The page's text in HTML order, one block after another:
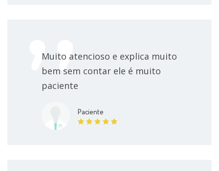
Muito atencioso e explica muito
bem sem contar ele é muito
paciente
Paciente